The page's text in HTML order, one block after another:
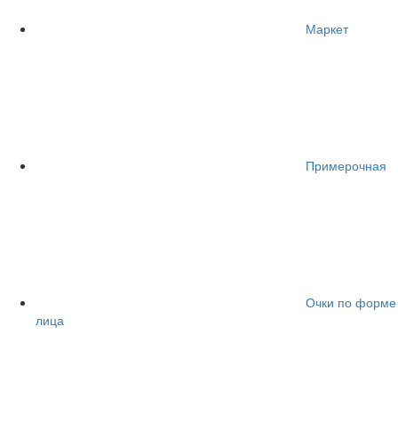
Маркет
Примерочная
Очки по форме
лица